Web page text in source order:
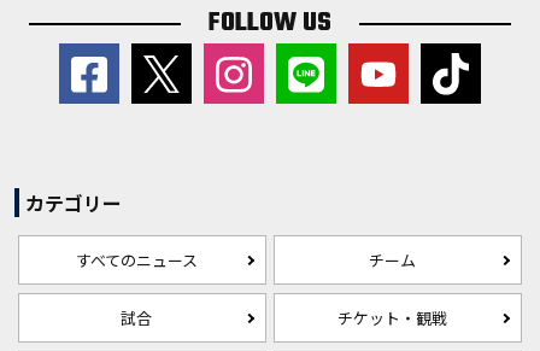
FOLLOW US
カテゴリー
すべてのニュース チーム
試合 チケット・観戦